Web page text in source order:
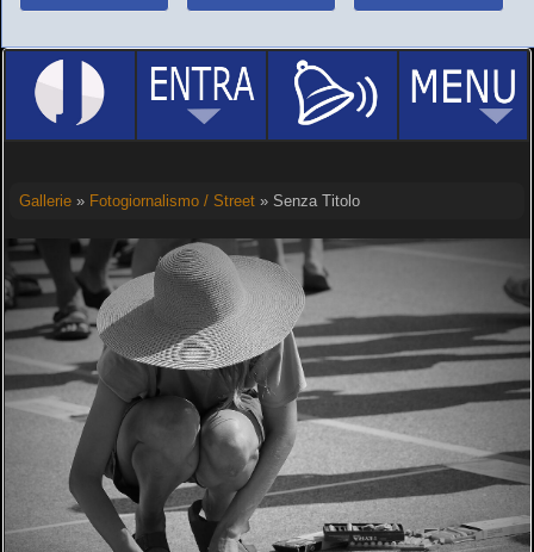
Gallerie» Fotogiornalismo / Street» Senza Titolo